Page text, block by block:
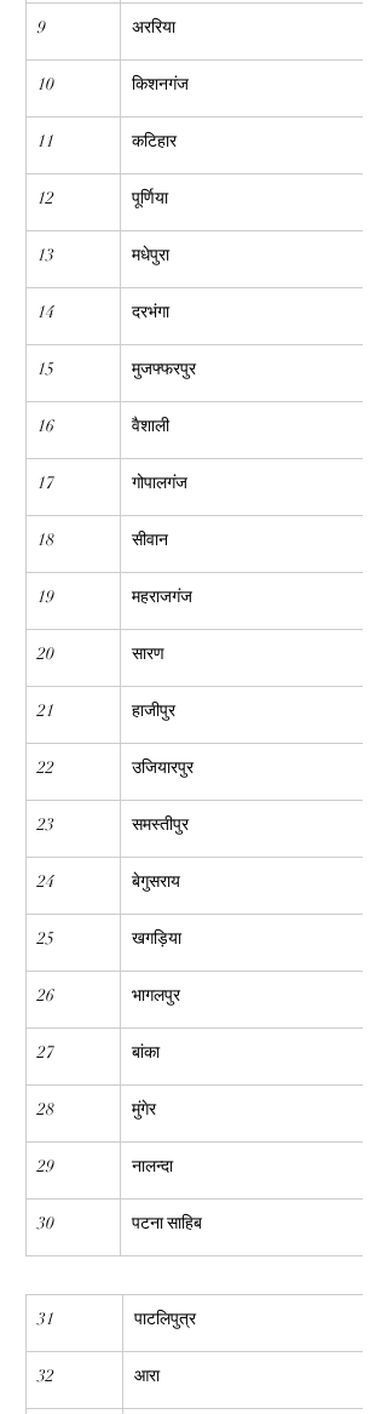
9 अररिया
10 किशनगंज
11 कटिहार
12 पूर्णिया
13 मधेपुरा
14 दरभंगा
15 मुजफ्फरपुर
16 वैशाली
17 गोपालगंज
18 सीवान
19 महराजगंज
20 सारण
21 हाजीपुर
22 उजियारपुर
23 समस्तीपुर
24 बेगुसराय
25 खगड़िया
26 भागलपुर
27 बांका
28 मुंगेर
29 नालन्दा
30 पटना साहिब
31 पाटलिपुत्र
32 आरा